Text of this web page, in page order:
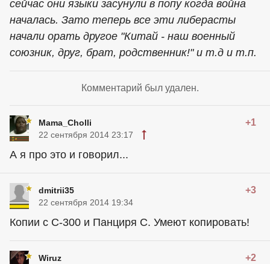
сейчас они языки засунули в попу когда война
началась. Зато теперь все эти либерасты
начали орать другое "Китай - наш военный
союзник, друг, брат, родственник!" и т.д и т.п.
Комментарий был удален.
Mama_Cholli +1
22 сентября 2014 23:17
А я про это и говорил...
dmitrii35 +3
22 сентября 2014 19:34
Копии с С-300 и Панциря С. Умеют копировать!
Wiruz +2